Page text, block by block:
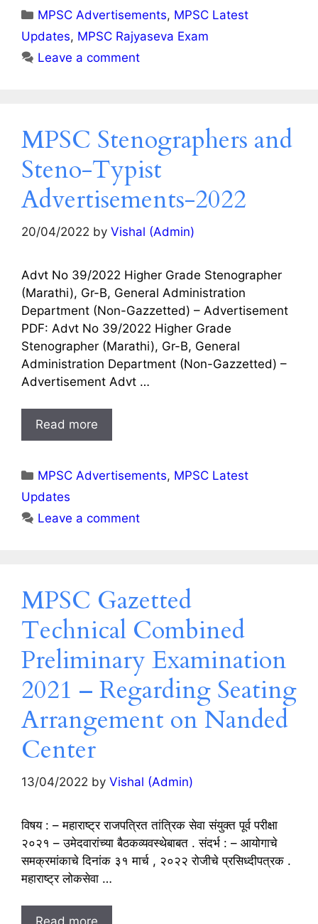
Categories
MPSC Advertisements, MPSC Latest
Updates, MPSC Rajyaseva Exam
Leave a comment
MPSC Stenographers and
Steno-Typist
Advertisements-2022
20/04/2022 by Vishal (Admin)
Advt No 39/2022 Higher Grade Stenographer
(Marathi), Gr-B, General Administration
Department (Non-Gazzetted) – Advertisement
PDF: Advt No 39/2022 Higher Grade
Stenographer (Marathi), Gr-B, General
Administration Department (Non-Gazzetted) –
Advertisement Advt …
Read more
Categories
MPSC Advertisements, MPSC Latest
Updates
Leave a comment
MPSC Gazetted
Technical Combined
Preliminary Examination
2021 – Regarding Seating
Arrangement on Nanded
Center
13/04/2022 by Vishal (Admin)
विषय : – महाराष्ट्र राजपत्रित तांत्रिक सेवा संयुक्त पूर्व परीक्षा
२०२१ – उमेदवारांच्या बैठकव्यवस्थेबाबत . संदर्भ : – आयोगाचे
समक्रमांकाचे दिनांक ३१ मार्च , २०२२ रोजीचे प्रसिध्दीपत्रक .
महाराष्ट्र लोकसेवा …